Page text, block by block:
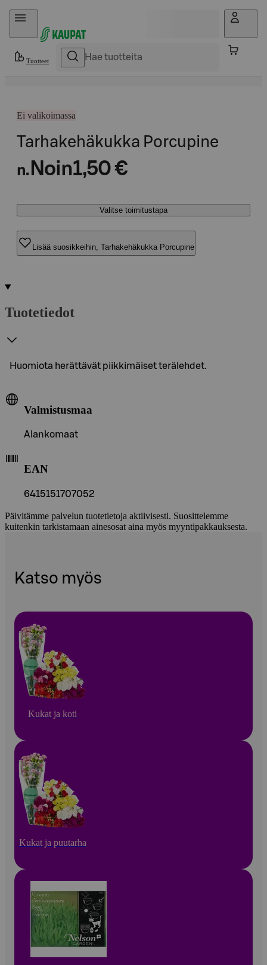
Hyppää sisältöön
Tuotteet
Ei valikoimassa
Tarhakehäkukka Porcupine
n. Noin1,50 €
Valitse toimitustapa
Lisää suosikkeihin, Tarhakehäkukka Porcupine
Tuotetiedot
Huomiota herättävät piikkimäiset terälehdet.
Valmistusmaa
Alankomaat
EAN
6415151707052
Päivitämme palvelun tuotetietoja aktiivisesti. Suosittelemme
kuitenkin tarkistamaan ainesosat aina myös myyntipakkauksesta.
Katso myös
Kukat ja koti
Kukat ja puutarha